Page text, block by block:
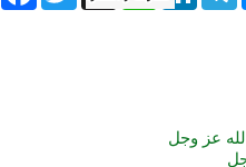
عز وجل